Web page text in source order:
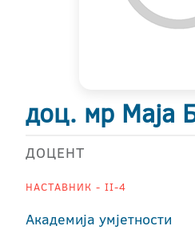
доц. мр Маја
ДОЦЕНТ
НАСТАВНИК - II-4
Академија умјетности